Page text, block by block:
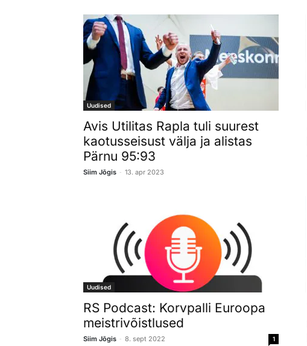
Uudised
Avis Utilitas Rapla tuli suurest
kaotusseisust välja ja alistas
Pärnu 95:93
Siim Jõgis - 13. apr 2023
Uudised
RS Podcast: Korvpalli Euroopa
meistrivõistlused
Siim Jõgis - 8. sept 2022 1